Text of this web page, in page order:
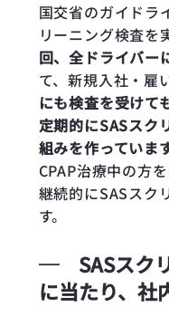
国交省のガイドラ
リーニング検査を
回、全ドライバー
て、新規入社・雇
にも検査を受けて
定期的にSASスク
組みを作っています
CPAP治療中の方
継続的にSASスク
す。
─ SASスク
に当たり、社